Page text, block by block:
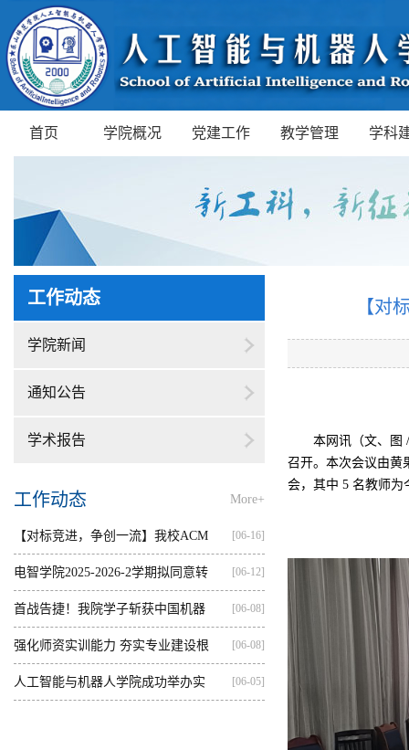
首页 学院概况 党建工作 教学管理 学科
工作动态
学院新闻
通知公告
学术报告
工作动态 More+
【对标竞进，争创一流】我校ACM
集训...
[06-16]
电智学院2025-2026-2学期拟同意转
出...
[06-12]
首战告捷！我院学子斩获中国机器
人...
[06-08]
强化师资实训能力 夯实专业建设根
基...
[06-08]
人工智能与机器人学院成功举办实 [06-05]
【对
本网讯（文、图 /
召开。本次会议由黄
会，其中 5 名教师为